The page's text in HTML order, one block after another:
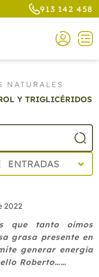
913 142 458
NATURALES
Y TRIGLICÉRIDOS
ENTRADAS
2022
que tanto oímos
grasa presente en
generar energía
Roberto……